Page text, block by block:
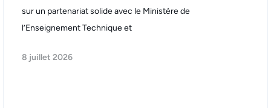
sur un partenariat solide avec le Ministère de
l’Enseignement Technique et
8 juillet 2026